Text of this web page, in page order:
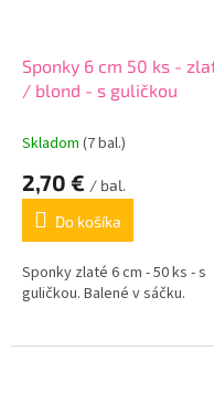
Sponky 6 cm 50 ks -
/ blond - s guličkou
Skladom (7 bal.)
2,70 € / bal.
Do košíka
Sponky zlaté 6 cm - 50 ks - s
guličkou. Balené v sáčku.